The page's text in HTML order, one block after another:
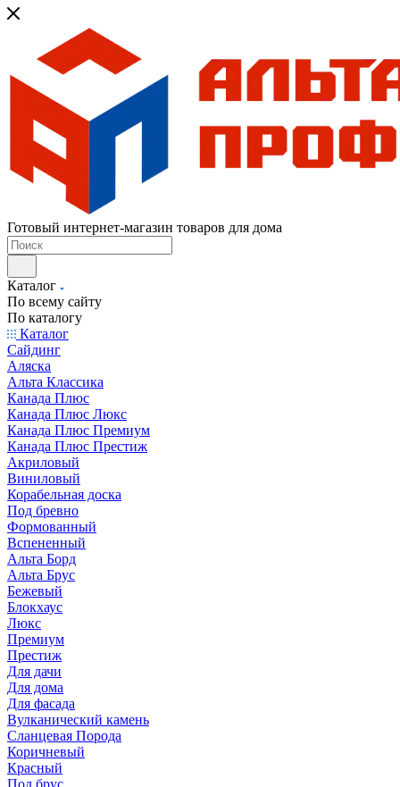
Готовый интернет-магазин товаров для дома
Каталог
По всему сайту
По каталогу
Каталог
Сайдинг
Аляска
Альта Классика
Канада Плюс
Канада Плюс Люкс
Канада Плюс Премиум
Канада Плюс Престиж
Акриловый
Виниловый
Корабельная доска
Под бревно
Формованный
Вспененный
Альта Борд
Альта Брус
Бежевый
Блокхаус
Люкс
Премиум
Престиж
Для дачи
Для дома
Для фасада
Вулканический камень
Сланцевая Порода
Коричневый
Красный
Под брус